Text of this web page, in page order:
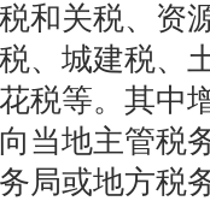
税和关税、资
税、城建税、
花税等。其中
向当地主管税
务局或地方税